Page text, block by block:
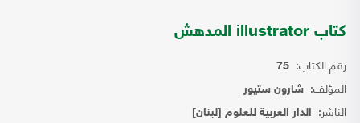
كتاب illustrator المدهش
رقم الكتاب: 75
المؤلف: شارون ستيور
الناشر: الدار العربية للعلوم [لبنان]